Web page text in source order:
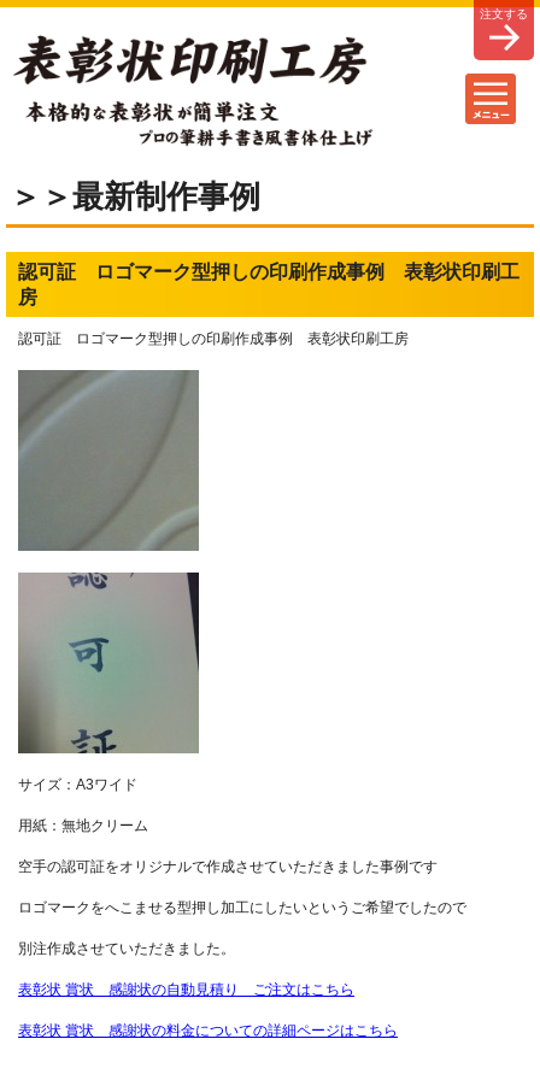
＞＞最新制作事例
認可証 ロゴマーク型押しの印刷作成事例 表彰状印刷工
房
認可証 ロゴマーク型押しの印刷作成事例 表彰状印刷工房
サイズ：A3ワイド
用紙：無地クリーム
空手の認可証をオリジナルで作成させていただきました事例です
ロゴマークをへこませる型押し加工にしたいというご希望でしたので
別注作成させていただきました。
表彰状 賞状 感謝状の自動見積り ご注文はこちら
表彰状 賞状 感謝状の料金についての詳細ページはこちら